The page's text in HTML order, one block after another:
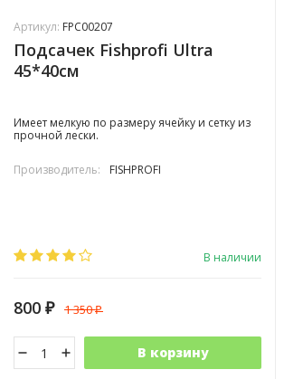
Артикул: FPC00207
Подсачек Fishprofi Ultra
45*40см
Имеет мелкую по размеру ячейку и сетку из
прочной лески.
Производитель: FISHPROFI
В наличии
800 ₽ 1 350₽
В корзину